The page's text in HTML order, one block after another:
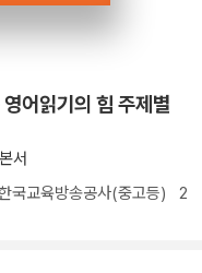
어읽기의 힘 주제별
서
국교육방송공사(중고등) 2